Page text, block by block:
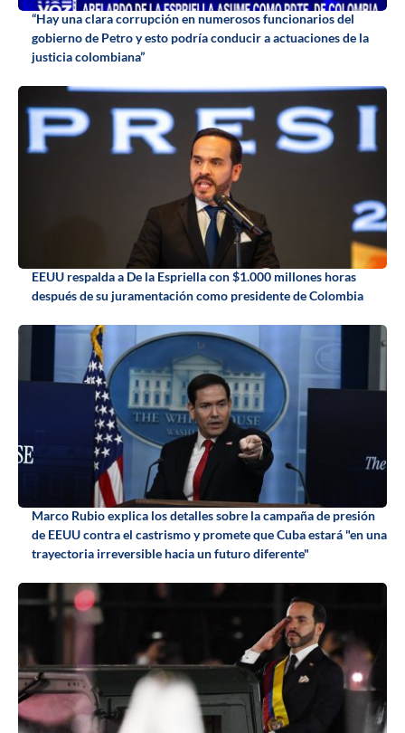
“Hay una clara corrupción en numerosos funcionarios del
gobierno de Petro y esto podría conducir a actuaciones de la
justicia colombiana”
EEUU respalda a De la Espriella con $1.000 millones horas
después de su juramentación como presidente de Colombia
Marco Rubio explica los detalles sobre la campaña de presión
de EEUU contra el castrismo y promete que Cuba estará "en una
trayectoria irreversible hacia un futuro diferente"